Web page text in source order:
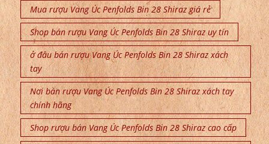
Mua rượu Vang Úc Penfolds Bin 28 Shiraz giá rẻ
Shop bán rượu Vang Úc Penfolds Bin 28 Shiraz uy tín
ở đâu bán rượu Vang Úc Penfolds Bin 28 Shiraz xách
tay
Nơi bán rượu Vang Úc Penfolds Bin 28 Shiraz xách tay
chính hãng
Shop rượu bán Vang Úc Penfolds Bin 28 Shiraz cao cấp